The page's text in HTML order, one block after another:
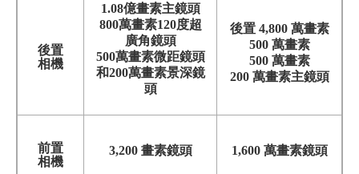
後置
相機
1.08億畫素主鏡頭
800萬畫素120度超
廣角鏡頭
500萬畫素微距鏡頭
和200萬畫素景深鏡
頭
後置 4,800 萬畫素
500 萬畫素
500 萬畫素
200 萬畫素主鏡頭
前置
相機
3,200 畫素鏡頭 1,600 萬畫素鏡頭